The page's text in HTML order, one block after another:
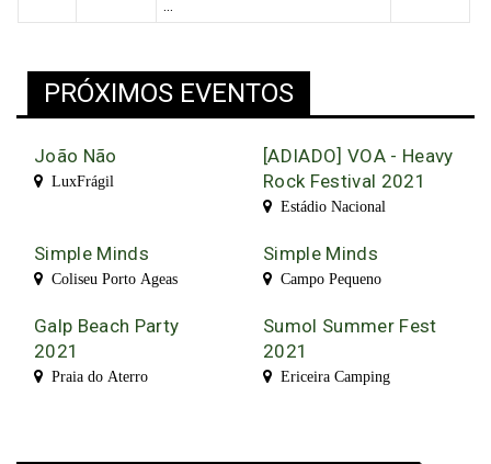
PRÓXIMOS EVENTOS
João Não
LuxFrágil
[ADIADO] VOA - Heavy
Rock Festival 2021
Estádio Nacional
Simple Minds
Coliseu Porto Ageas
Simple Minds
Campo Pequeno
Galp Beach Party
2021
Praia do Aterro
Sumol Summer Fest
2021
Ericeira Camping